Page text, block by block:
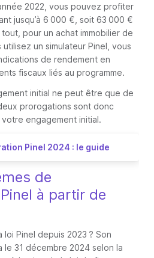
2022, vous pouvez profiter
jusqu’à 6 000 €, soit 63 000 €
pour un achat immobilier de
un simulateur Pinel, vous
de rendement en
fiscaux liés au programme.
initial ne peut être que de
prorogations sont donc
engagement initial.
Pinel 2024 : le guide
de
à partir de
Pinel depuis 2023 ? Son
le 31 décembre 2024 selon la